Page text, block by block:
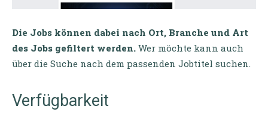
Die Jobs können dabei nach Ort, Branche und Art
des Jobs gefiltert werden. Wer möchte kann auch
über die Suche nach dem passenden Jobtitel suchen.
Verfügbarkeit